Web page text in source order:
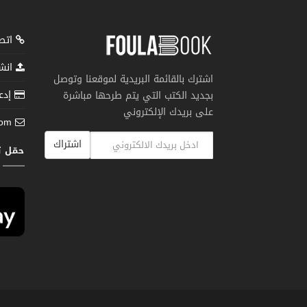
اشترك بالقائمة البريدية لموقعنا وتوصل
بجديد الكتب التي يتم طرحها مباشرة
على بريدك الإلكتروني
اشتراك
حمّل